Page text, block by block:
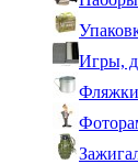
Игры,